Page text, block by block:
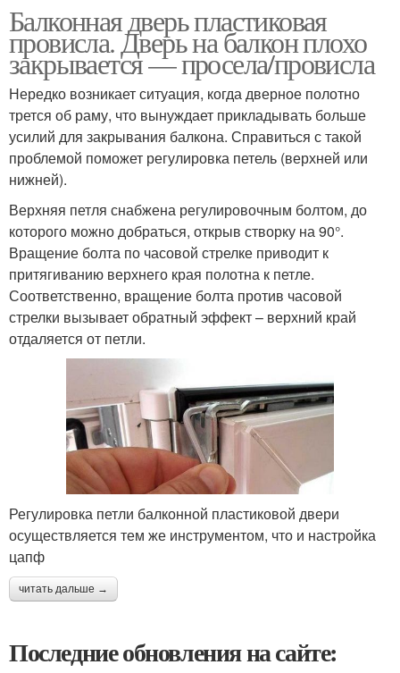
Балконная дверь пластиковая
провисла. Дверь на балкон плохо
закрывается — просела/провисла
Нередко возникает ситуация, когда дверное полотно
трется об раму, что вынуждает прикладывать больше
усилий для закрывания балкона. Справиться с такой
проблемой поможет регулировка петель (верхней или
нижней).
Верхняя петля снабжена регулировочным болтом, до
которого можно добраться, открыв створку на 90°.
Вращение болта по часовой стрелке приводит к
притягиванию верхнего края полотна к петле.
Соответственно, вращение болта против часовой
стрелки вызывает обратный эффект – верхний край
отдаляется от петли.
Регулировка петли балконной пластиковой двери
осуществляется тем же инструментом, что и настройка
цапф
читать дальше →
Последние обновления на сайте: